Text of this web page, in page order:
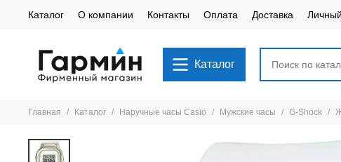
Каталог О компании Контакты Оплата Доставка
Каталог
Главная Каталог Наручные часы Casio Мужские часы G-Shock